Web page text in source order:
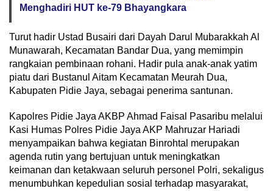
Menghadiri HUT ke-79 Bhayangkara
Turut hadir Ustad Busairi dari Dayah Darul Mubarakkah Al
Munawarah, Kecamatan Bandar Dua, yang memimpin
rangkaian pembinaan rohani. Hadir pula anak-anak yatim
piatu dari Bustanul Aitam Kecamatan Meurah Dua,
Kabupaten Pidie Jaya, sebagai penerima santunan.
Kapolres Pidie Jaya AKBP Ahmad Faisal Pasaribu melalui
Kasi Humas Polres Pidie Jaya AKP Mahruzar Hariadi
menyampaikan bahwa kegiatan Binrohtal merupakan
agenda rutin yang bertujuan untuk meningkatkan
keimanan dan ketakwaan seluruh personel Polri, sekaligus
menumbuhkan kepedulian sosial terhadap masyarakat,